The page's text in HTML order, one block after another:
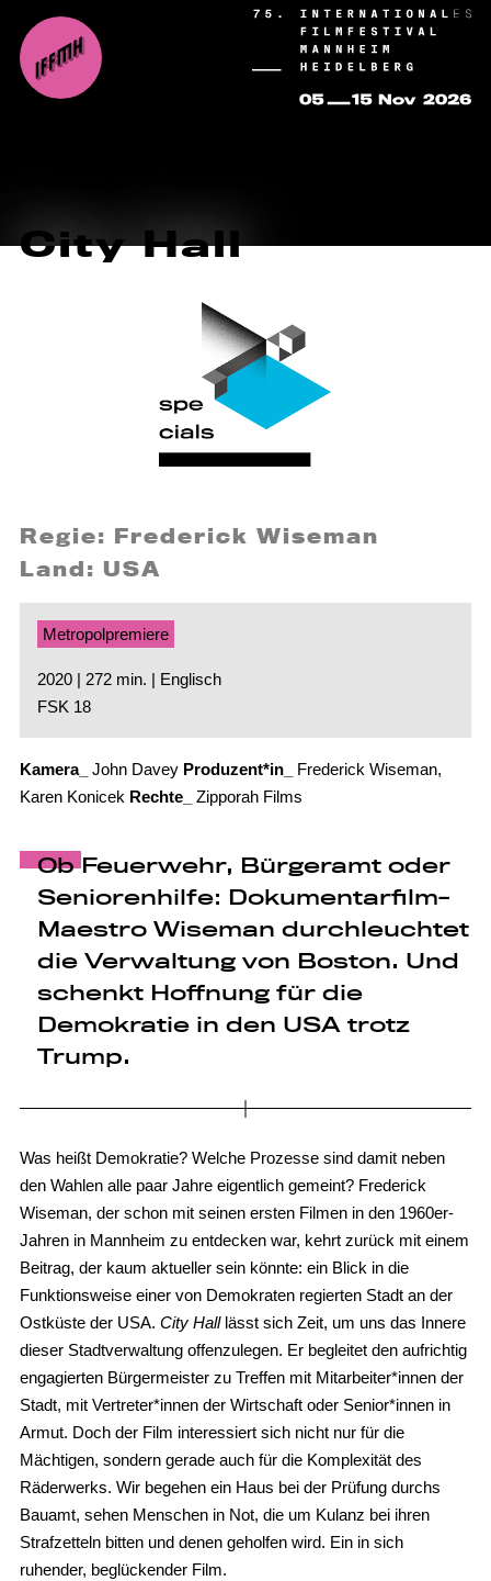
City Hall
Regie: Frederick Wiseman
Land: USA
Metropolpremiere
2020 | 272 min. | Englisch
FSK 18
Kamera_ John Davey Produzent*in_
Frederick Wiseman,
Karen Konicek Rechte_ Zipporah Films
Ob Feuerwehr, Bürgeramt oder
Seniorenhilfe: Dokumentarfilm-
Maestro Wiseman durchleuchtet
die Verwaltung von Boston. Und
schenkt Hoffnung für die
Demokratie in den USA trotz
Trump.
Was heißt Demokratie? Welche Prozesse sind damit neben
den Wahlen alle paar Jahre eigentlich gemeint? Frederick
Wiseman, der schon mit seinen ersten Filmen in den 1960er-
Jahren in Mannheim zu entdecken war, kehrt zurück mit einem
Beitrag, der kaum aktueller sein könnte: ein Blick in die
Funktionsweise einer von Demokraten regierten Stadt an der
Ostküste der USA. City Halllässt sich Zeit, um uns das Innere
dieser Stadtverwaltung offenzulegen. Er begleitet den aufrichtig
engagierten Bürgermeister zu Treffen mit Mitarbeiter*innen der
Stadt, mit Vertreter*innen der Wirtschaft oder Senior*innen in
Armut. Doch der Film interessiert sich nicht nur für die
Mächtigen, sondern gerade auch für die Komplexität des
Räderwerks. Wir begehen ein Haus bei der Prüfung durchs
Bauamt, sehen Menschen in Not, die um Kulanz bei ihren
Strafzetteln bitten und denen geholfen wird. Ein in sich
ruhender, beglückender Film.